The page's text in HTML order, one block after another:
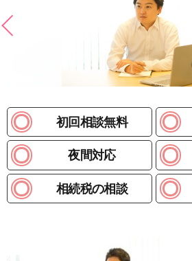
初回相談無料
夜間対応
相続税の相談